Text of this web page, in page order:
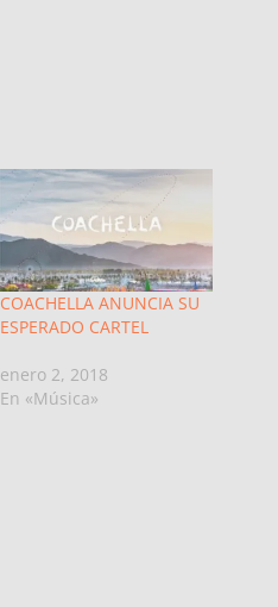
COACHELLA ANUNCIA SU
ESPERADO CARTEL
enero 2, 2018
En «Música»